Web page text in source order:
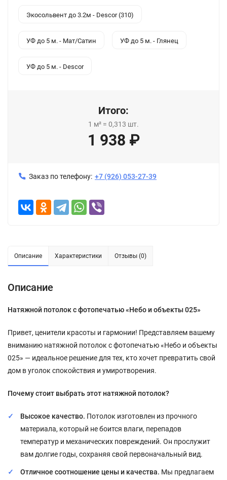
Экосольвент до 3.2м - Descor (310)
УФ до 5 м. - Мат/Сатин УФ до 5 м. - Глянец
УФ до 5 м. - Descor
Итого:
1 м² = 0,313 шт.
1 938 ₽
Заказ по телефону: +7 (926) 053-27-39
Описание Характеристики Отзывы (0)
Описание
Натяжной потолок с фотопечатью «Небо и объекты 025»
Привет, ценители красоты и гармонии! Представляем вашему
вниманию натяжной потолок с фотопечатью «Небо и объекты
025» — идеальное решение для тех, кто хочет превратить свой
дом в уголок спокойствия и умиротворения.
Почему стоит выбрать этот натяжной потолок?
Высокое качество. Потолок изготовлен из прочного
материала, который не боится влаги, перепадов
температур и механических повреждений. Он прослужит
вам долгие годы, сохраняя свой первоначальный вид.
Отличное соотношение цены и качества. Мы предлагаем